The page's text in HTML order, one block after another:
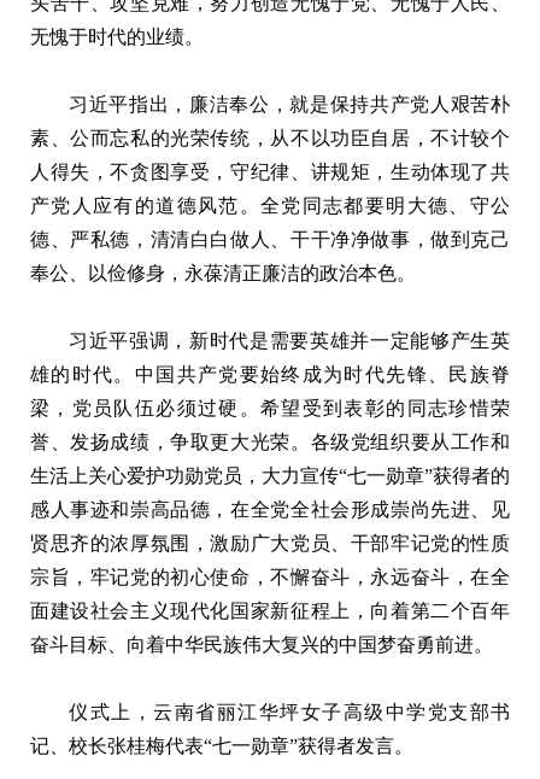
无愧于时代的业绩。
习近平指出，廉洁奉公，就是保持共产党人艰苦朴
素、公而忘私的光荣传统，从不以功臣自居，不计较个
人得失，不贪图享受，守纪律、讲规矩，生动体现了共
产党人应有的道德风范。全党同志都要明大德、守公
德、严私德，清清白白做人、干干净净做事，做到克己
奉公、以俭修身，永葆清正廉洁的政治本色。
习近平强调，新时代是需要英雄并一定能够产生英
雄的时代。中国共产党要始终成为时代先锋、民族脊
梁，党员队伍必须过硬。希望受到表彰的同志珍惜荣
誉、发扬成绩，争取更大光荣。各级党组织要从工作和
生活上关心爱护功勋党员，大力宣传“七一勋章”获得者的
感人事迹和崇高品德，在全党全社会形成崇尚先进、见
贤思齐的浓厚氛围，激励广大党员、干部牢记党的性质
宗旨，牢记党的初心使命，不懈奋斗，永远奋斗，在全
面建设社会主义现代化国家新征程上，向着第二个百年
奋斗目标、向着中华民族伟大复兴的中国梦奋勇前进。
仪式上，云南省丽江华坪女子高级中学党支部书
记、校长张桂梅代表“七一勋章”获得者发言。